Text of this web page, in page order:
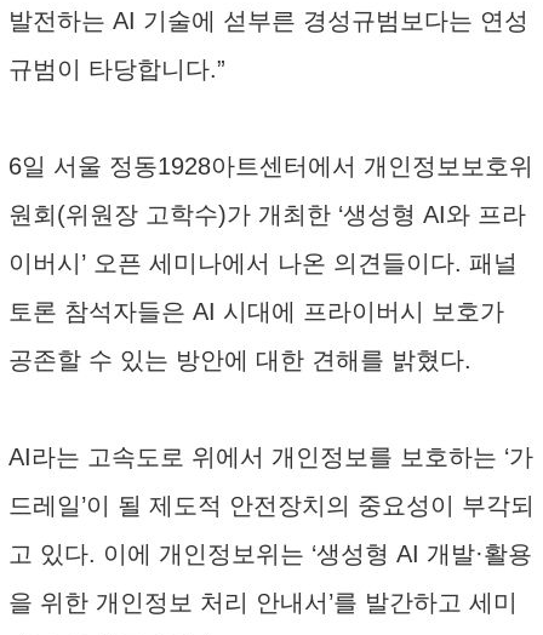
발전하는 AI 기술에 섣부른 경성규범보다는 연성
규범이 타당합니다.”
6일 서울 정동1928아트센터에서 개인정보보호위
원회(위원장 고학수)가 개최한 ‘생성형 AI와 프라
이버시’ 오픈 세미나에서 나온 의견들이다. 패널
토론 참석자들은 AI 시대에 프라이버시 보호가
공존할 수 있는 방안에 대한 견해를 밝혔다.
AI라는 고속도로 위에서 개인정보를 보호하는 ‘가
드레일’이 될 제도적 안전장치의 중요성이 부각되
고 있다. 이에 개인정보위는 ‘생성형 AI 개발·활용
을 위한 개인정보 처리 안내서’를 발간하고 세미